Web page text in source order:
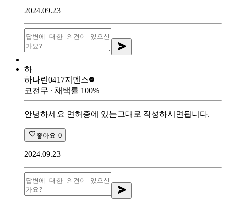
2024.09.23
하
하나린0417지멘스
코전무 ∙ 채택률 100%
안녕하세요 면허증에 있는그대로 작성하시면됩니다.
좋아요 0
2024.09.23